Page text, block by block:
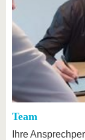
Team
Ihre